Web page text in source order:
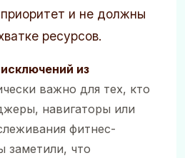
и не должны
ресурсов.
исключений из
важно для тех, кто
навигаторы или
фитнес-
заметили, что